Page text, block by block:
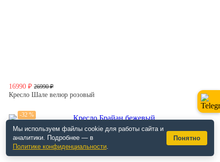
16990 ₽ 26990 ₽
Кресло Шале велюр розовый
-32 %
Мы используем файлы cookie для работы сайта и
аналитики. Подробнее — в
Политике конфиденциальности.
Понятно